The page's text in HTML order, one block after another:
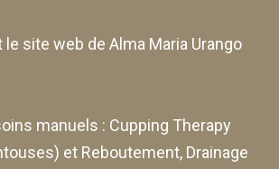
le site web deAlma Maria Urango
manuels : Cupping Therapy
et Reboutement, Drainage